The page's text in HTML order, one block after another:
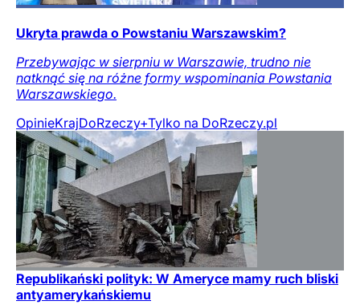
Ukryta prawda o Powstaniu Warszawskim?
Przebywając w sierpniu w Warszawie, trudno nie
natknąć się na różne formy wspominania Powstania
Warszawskiego.
OpinieKrajDoRzeczy+Tylko na DoRzeczy.pl
Republikański polityk: W Ameryce mamy ruch bliski
antyamerykańskiemu